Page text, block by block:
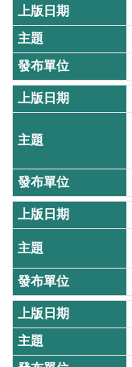
進
階
搜
尋
蘆
區
介
紹
訊
息
公
告
生
活